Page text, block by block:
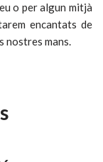
o per algun mitjà
encantats de
nostres mans.